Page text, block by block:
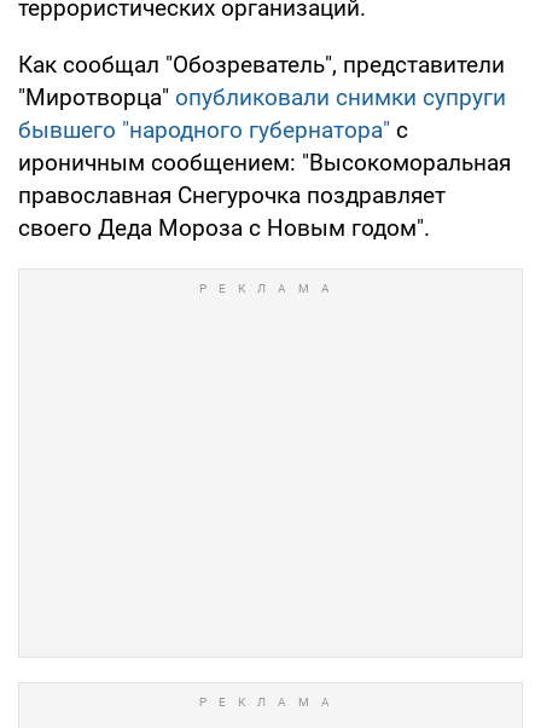
террористических организаций.
Как сообщал "Обозреватель", представители
"Миротворца" опубликовали снимки супруги
бывшего "народного губернатора" с
ироничным сообщением: "Высокоморальная
православная Снегурочка поздравляет
своего Деда Мороза с Новым годом".